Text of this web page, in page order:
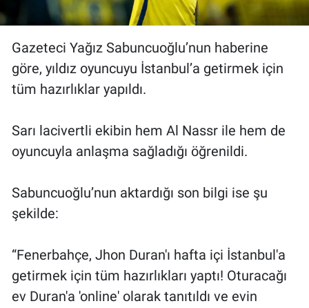
Gazeteci Yağız Sabuncuoğlu’nun haberine
göre, yıldız oyuncuyu İstanbul’a getirmek için
tüm hazırlıklar yapıldı.
Sarı lacivertli ekibin hem Al Nassr ile hem de
oyuncuyla anlaşma sağladığı öğrenildi.
Sabuncuoğlu’nun aktardığı son bilgi ise şu
şekilde:
“Fenerbahçe, Jhon Duran'ı hafta içi İstanbul'a
getirmek için tüm hazırlıkları yaptı! Oturacağı
ev Duran'a 'online' olarak tanıtıldı ve evin